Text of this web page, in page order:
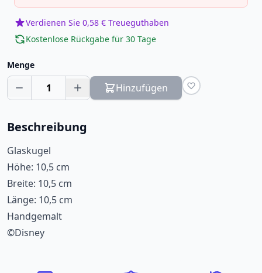
Verdienen Sie 0,58 € Treueguthaben
Kostenlose Rückgabe für 30 Tage
Menge
1 Hinzufügen
Beschreibung
Glaskugel
Höhe: 10,5 cm
Breite: 10,5 cm
Länge: 10,5 cm
Handgemalt
©Disney